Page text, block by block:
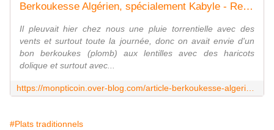
Berkoukesse Algérien, spécialement Kabyle - Recettes Algériennes et d'ailleurs
Il pleuvait hier chez nous une pluie torrentielle avec des
vents et surtout toute la journée, donc on avait envie d'un
bon berkoukes (plomb) aux lentilles avec des haricots
dolique et surtout avec...
#Plats traditionnels